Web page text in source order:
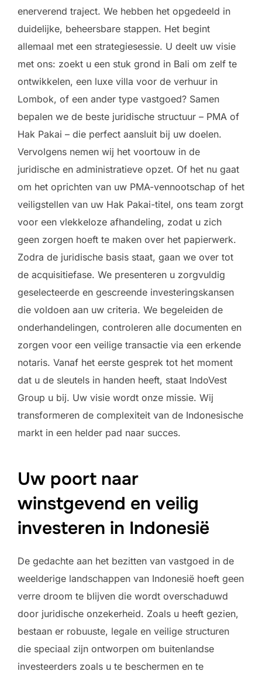
enerverend traject. We hebben het opgedeeld in
duidelijke, beheersbare stappen. Het begint
allemaal met een strategiesessie. U deelt uw visie
met ons: zoekt u een stuk grond in Bali om zelf te
ontwikkelen, een luxe villa voor de verhuur in
Lombok, of een ander type vastgoed? Samen
bepalen we de beste juridische structuur – PMA of
Hak Pakai – die perfect aansluit bij uw doelen.
Vervolgens nemen wij het voortouw in de
juridische en administratieve opzet. Of het nu gaat
om het oprichten van uw PMA-vennootschap of het
veiligstellen van uw Hak Pakai-titel, ons team zorgt
voor een vlekkeloze afhandeling, zodat u zich
geen zorgen hoeft te maken over het papierwerk.
Zodra de juridische basis staat, gaan we over tot
de acquisitiefase. We presenteren u zorgvuldig
geselecteerde en gescreende investeringskansen
die voldoen aan uw criteria. We begeleiden de
onderhandelingen, controleren alle documenten en
zorgen voor een veilige transactie via een erkende
notaris. Vanaf het eerste gesprek tot het moment
dat u de sleutels in handen heeft, staat IndoVest
Group u bij. Uw visie wordt onze missie. Wij
transformeren de complexiteit van de Indonesische
markt in een helder pad naar succes.
Uw poort naar
winstgevend en veilig
investeren in Indonesië
De gedachte aan het bezitten van vastgoed in de
weelderige landschappen van Indonesië hoeft geen
verre droom te blijven die wordt overschaduwd
door juridische onzekerheid. Zoals u heeft gezien,
bestaan er robuuste, legale en veilige structuren
die speciaal zijn ontworpen om buitenlandse
investeerders zoals u te beschermen en te